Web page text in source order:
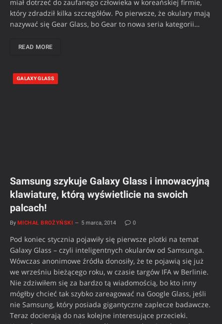
miał dotrzeć do zaufanego człowieka w koreańskiej firmie,
który zdradził kilka szczegółów. Po pierwsze, że okulary mają
nazywać się Gear Glass, bo Gear to nowa seria kategorii…
READ MORE
GALAXY GLASS
Samsung szykuje Galaxy Glass i innowacyjną
klawiaturę, którą wyświetlicie na swoich
palcach!
By MICHAŁ BROŻYŃSKI 5 marca, 2014 0
Pod koniec stycznia pojawiły się pierwsze plotki na temat
Galaxy Glass – czyli inteligentnych okularów od Samsunga.
Wówczas anonimowe źródła donosiły, że te pojawią się już
we wrześniu bieżącego roku, w czasie targów IFA w Berlinie.
Nie zdziwiłem się za bardzo tą wiadomością, bo kto inny
mógłby chcieć tak szybko zareagować na Google Glass, jeśli
nie Samsung, który posiada gigantyczne zaplecze badawcze.
Teraz docierają do nas kolejne interesujące przecieki.